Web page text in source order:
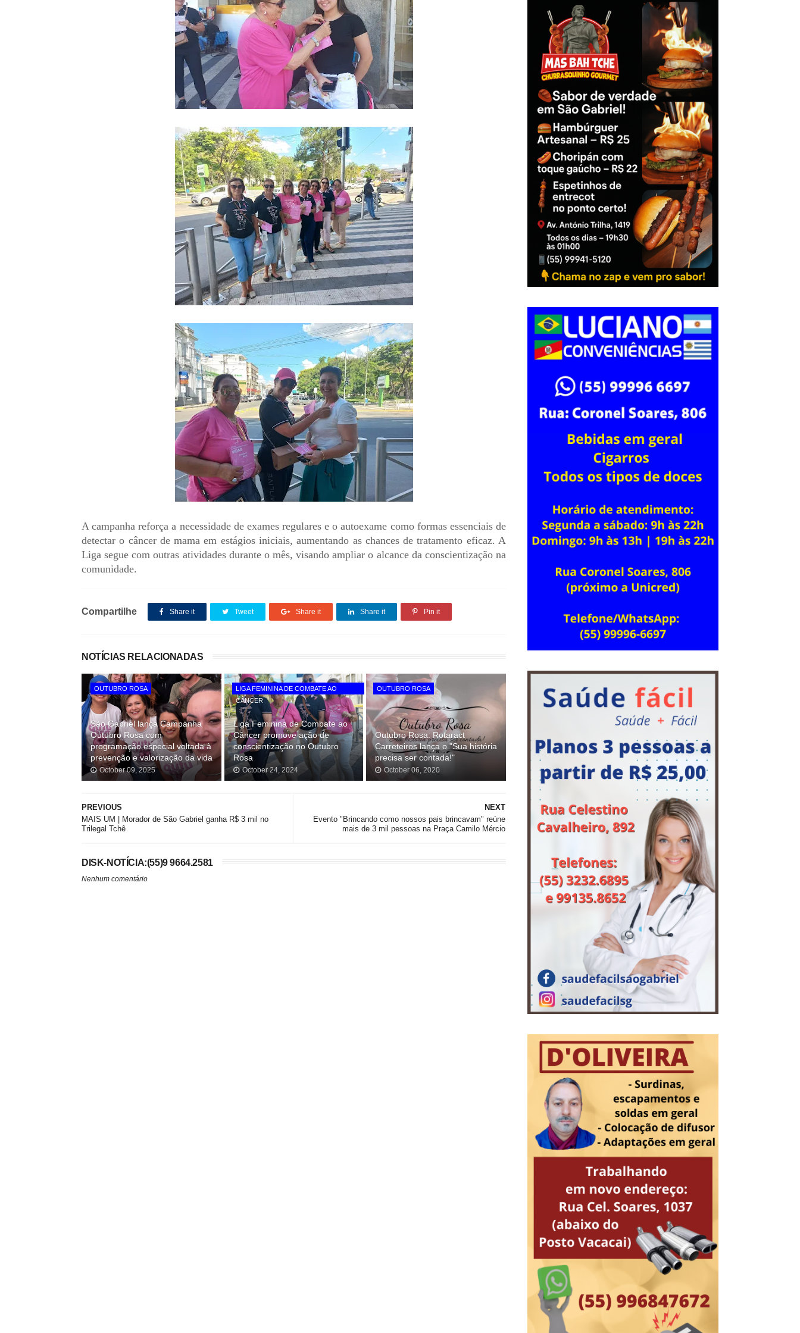
A campanha reforça a necessidade de exames regulares e o autoexame como formas essenciais de
detectar o câncer de mama em estágios iniciais, aumentando as chances de tratamento eficaz. A
Liga segue com outras atividades durante o mês, visando ampliar o alcance da conscientização na
comunidade.
Compartilhe Share it Tweet Share it Share it Pin it
NOTÍCIAS RELACIONADAS
OUTUBRO ROSA
São Gabriel lança Campanha
Outubro Rosa com
programação especial voltada à
prevenção e valorização da vida
October 09, 2025
LIGA FEMININA DE COMBATE AO
CÂNCER
Liga Feminina de Combate ao
Câncer promove ação de
conscientização no Outubro
Rosa
October 24, 2024
OUTUBRO ROSA
Outubro Rosa: Rotaract
Carreteiros lança o "Sua história
precisa ser contada!"
October 06, 2020
NEXT
Evento "Brincando como nossos pais brincavam" reúne
mais de 3 mil pessoas na Praça Camilo Mércio
PREVIOUS
MAIS UM | Morador de São Gabriel ganha R$ 3 mil no
Trilegal Tchê
DISK-NOTÍCIA:(55)9 9664.2581
Nenhum comentário